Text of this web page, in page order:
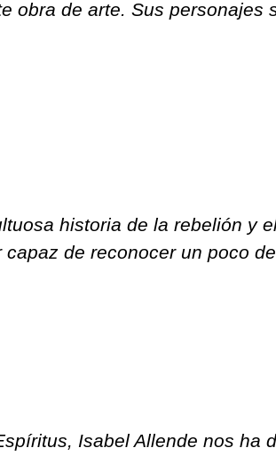
obra de arte. Sus personajes
historia de la rebelión y
de reconocer un poco
Isabel Allende nos ha